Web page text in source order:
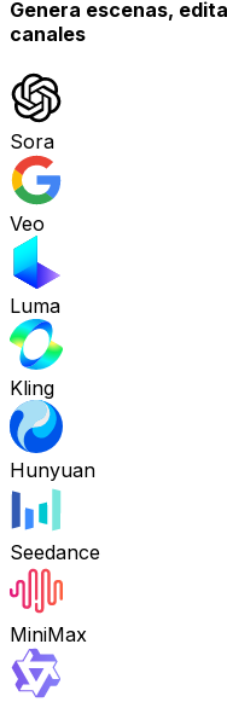
Genera escenas,
canales
Sora
Veo
Luma
Kling
Hunyuan
Seedance
MiniMax